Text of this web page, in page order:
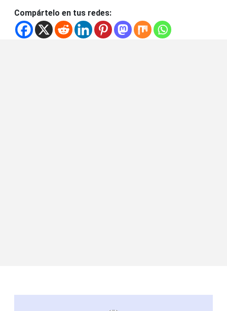
Compártelo en tus redes: